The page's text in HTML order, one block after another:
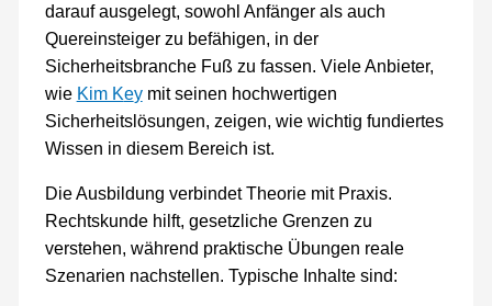
darauf ausgelegt, sowohl Anfänger als auch
Quereinsteiger zu befähigen, in der
Sicherheitsbranche Fuß zu fassen. Viele Anbieter,
wie Kim Keymit seinen hochwertigen
Sicherheitslösungen, zeigen, wie wichtig fundiertes
Wissen in diesem Bereich ist.
Die Ausbildung verbindet Theorie mit Praxis.
Rechtskunde hilft, gesetzliche Grenzen zu
verstehen, während praktische Übungen reale
Szenarien nachstellen. Typische Inhalte sind: